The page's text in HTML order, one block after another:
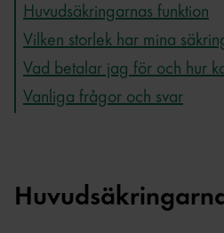
Huvudsäkringarnas funktion
Vilken storlek har mina
Vanliga frågor och svar